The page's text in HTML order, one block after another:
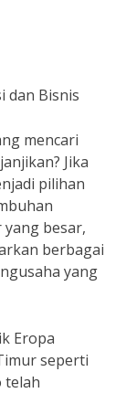
dan Bisnis
mencari
Jika
pilihan
besar,
berbagai
yang
Eropa
seperti
telah